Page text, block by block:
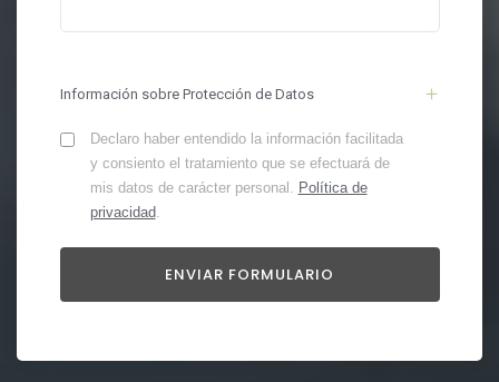
Información sobre Protección de Datos
Declaro haber entendido la información facilitada
y consiento el tratamiento que se efectuará de
mis datos de carácter personal. Política de
privacidad.